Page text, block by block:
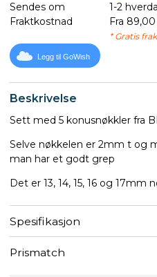
Beskrivelse
Sett med 5 konusnøkkler fra
Selve nøkkelen er 2mm t og
man har et godt grep
Det er 13, 14, 15, 16 og 17mm
Spesifikasjon
Prismatch
Sendes om
1-2
Fraktkostnad
Fra
* Gratis
Legg til GoWish